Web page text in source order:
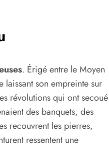
. Érigé entre le Moyen
laissant son empreinte sur
révolutions qui ont secoué
des banquets, des
recouvrent les pierres,
ressentent une